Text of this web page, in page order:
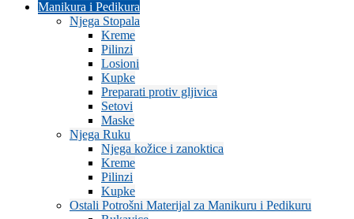
Manikura i Pedikura
Njega Stopala
Kreme
Pilinzi
Losioni
Kupke
Preparati protiv gljivica
Setovi
Maske
Njega Ruku
Njega kožice i zanoktica
Kreme
Pilinzi
Kupke
Ostali Potrošni Materijal za Manikuru i Pedikuru